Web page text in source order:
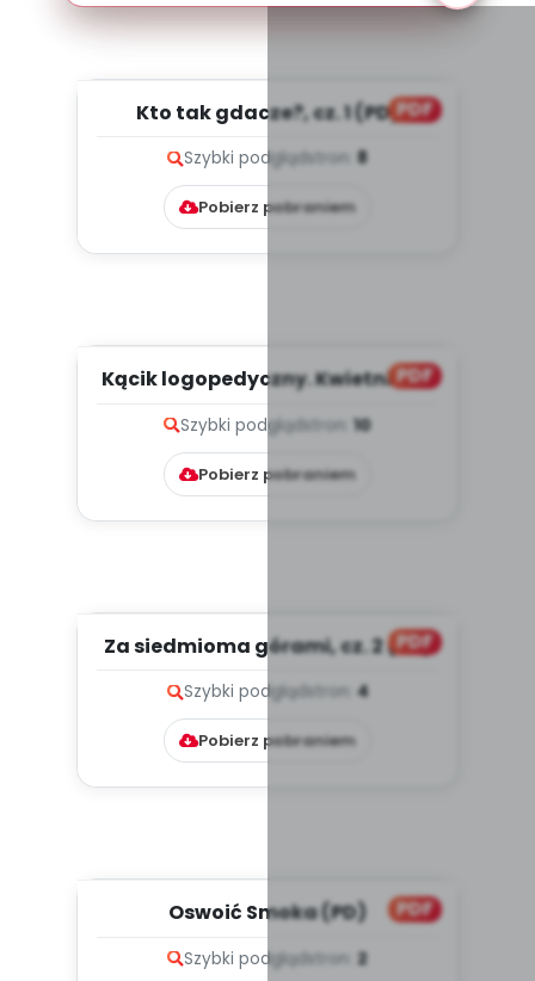
PDF
Kto tak gdacze?, cz. 1 (PD)
Szybki podgląd stron: 8
Pobierz pobraniem
PDF
Kącik logopedyczny. Kwietniowe
Szybki podglądstron: 10
Pobierz pobraniem
PDF
Za siedmioma górami, cz. 2 (PD)
Szybki podgląd stron: 4
Pobierz pobraniem
PDF
Oswoić Smoka (PD)
Szybki podglądstron: 2